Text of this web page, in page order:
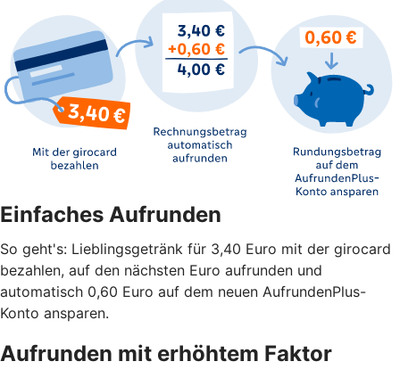
Einfaches Aufrunden
So geht's: Lieblingsgetränk für 3,40 Euro mit der girocard
bezahlen, auf den nächsten Euro aufrunden und
automatisch 0,60 Euro auf dem neuen AufrundenPlus-
Konto ansparen.
Aufrunden mit erhöhtem Faktor